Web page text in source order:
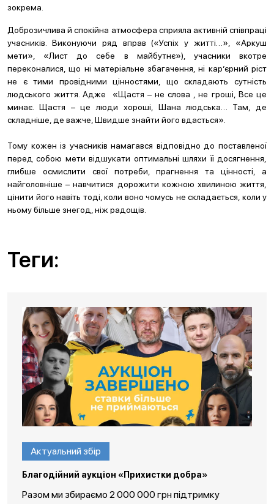
зокрема.
Доброзичлива й спокійна атмосфера сприяла активній співпраці
учасників. Виконуючи ряд вправ («Успіх у житті…», «Аркуш
мети», «Лист до себе в майбутнє»), учасники вкотре
переконалися, що ні матеріальне збагачення, ні кар’єрний ріст
не є тими провідними цінностями, що складають сутність
людського життя. Адже «Щастя – не слова , не гроші, Все це
минає. Щастя – це люди хороші, Шана людська… Там, де
складніше, де важче, Швидше знайти його вдасться».
Тому кожен із учасників намагався відповідно до поставленої
перед собою мети відшукати оптимальні шляхи її досягнення,
глибше осмислити свої потреби, прагнення та цінності, а
найголовніше – навчитися дорожити кожною хвилиною життя,
цінити його навіть тоді, коли воно чомусь не складається, коли у
ньому більше знегод, ніж радощів.
Теги:
Актуальний збір
Благодійний аукціон «Прихистки добра»
Разом ми збираємо 2 000 000 грн підтримку